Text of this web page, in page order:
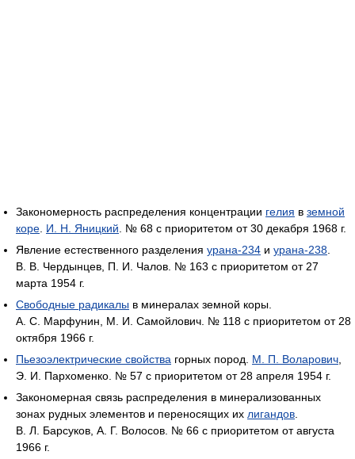
Закономерность распределения концентрации гелия в земной
коре И. Н. Яницкий . № 68 с приоритетом от 30 декабря 1968 г.
Явление естественного разделения урана-234 и урана-238
В. В. Чердынцев, П. И. Чалов. № 163 с приоритетом от 27
марта 1954 г.
Свободные радикалы в минералах земной коры.
А. С. Марфунин, М. И. Самойлович. № 118 с приоритетом от 28
октября 1966 г.
Пьезоэлектрические свойства горных пород. М. П. Воларович
Э. И. Пархоменко. № 57 с приоритетом от 28 апреля 1954 г.
Закономерная связь распределения в минерализованных
зонах рудных элементов и переносящих их лигандов
В. Л. Барсуков, А. Г. Волосов. № 66 с приоритетом от августа
1966 г.